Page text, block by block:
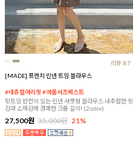
리뷰:87
[MADE] 프렌치 린넨 트임 블라우스
#네츄럴여리핏 #여름셔츠베스트
뒷트임 반전이 있는 린넨 셔켓형 블라우스 내추럴한 핏
감과 소재감에 경쾌한 크롭 길이! (2color)
27,500원 35,000원 21%